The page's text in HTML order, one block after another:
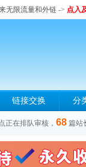
无限流量和外链 -> 点入
链接交换 分
正在排队审核， 68 篇站